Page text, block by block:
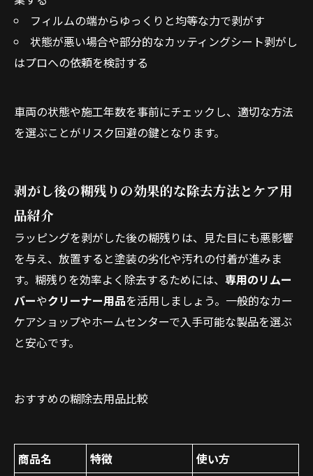
フィルムの端からゆっくりと均等な力で剥がす
状態が悪い場合や部分的なカッティングシート剥がし
はプロへの依頼を検討する
車両の状態や施工年数を事前にチェックし、適切な方法
を選ぶことがリスク回避の鍵となります。
剥がし後の糊残りの効果的な除去方法とケア用
品紹介
ラッピングを剥がした後の糊残りは、見た目にも悪影響
を与え、放置すると塗装の劣化や汚れの付着が進みま
す。糊残りを効率よく除去するためには、 専用のリムー
バーやクリーナー用品を活用しましょう。一般的なカー
ケアショップやホームセンターで入手可能な製品を選ぶ
と安心です。
おすすめの糊除去用品比較
商品名 特徴
使い方